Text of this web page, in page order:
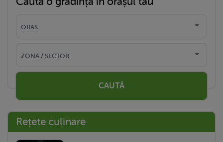
CAUTĂ
Rețete culinare